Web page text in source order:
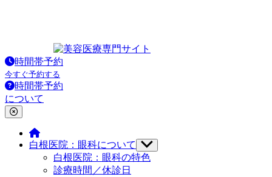
時間帯予約
今すぐ予約する
時間帯予約
について
白根医院：眼科について
サ
ブ
白根医院：眼科の特色
診療時間／休診日